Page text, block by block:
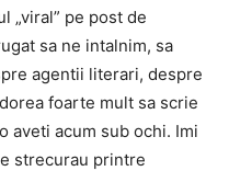
„viral” pe post de
sa ne intalnim, sa
agentii literari, despre
foarte mult sa scrie
aveti acum sub ochi. Imi
strecurau printre